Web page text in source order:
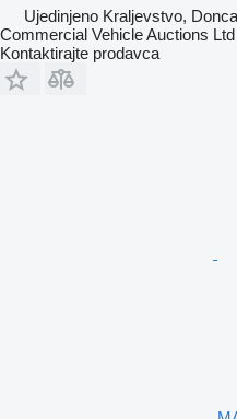
Ujedinjeno Kraljevstvo,
Commercial Vehicle Auctions Ltd
Kontaktirajte prodavca